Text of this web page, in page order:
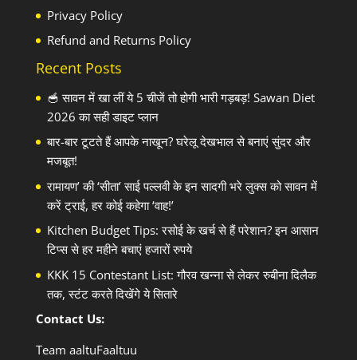
Privacy Policy
Refund and Returns Policy
Recent Posts
🥣 सावन में खा लीं ये 5 चीजें तो होगी भारी गड़बड़! Sawan Diet
2026 का सही डाइट प्लान
बार-बार टूटते हैं आपके नाखून? घरेलू देखभाल से बनाएं सुंदर और
मजबूत!
रामायण’ की ‘सीता’ साई पल्लवी के इन सादगी भरे लुक्स को सावन में
करें ट्राई, हर कोई कहेगा ‘वाह!’
Kitchen Budget Tips: रसोई के खर्च से हैं परेशान? इन आसान
टिप्स से हर महीने बचाएं हजारों रुपये
KKK 15 Contestant List: गौरव खन्ना से लेकर रुबीना दिलैक
तक, स्टंट करते दिखेंगे ये सितारे
Contact Us:
Team aaltuFaaltuu